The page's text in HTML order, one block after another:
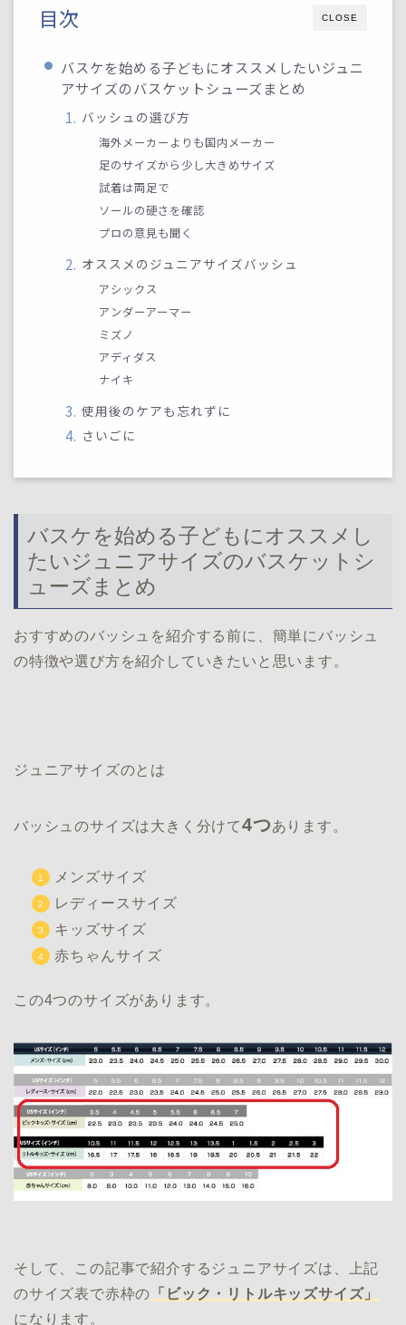
CLOSE
目次
バスケを始める子どもにオススメしたいジュニ
アサイズのバスケットシューズまとめ
バッシュの選び方
海外メーカーよりも国内メーカー
足のサイズから少し大きめサイズ
試着は両足で
ソールの硬さを確認
プロの意見も聞く
オススメのジュニアサイズバッシュ
アシックス
アンダーアーマー
ミズノ
アディダス
ナイキ
使用後のケアも忘れずに
さいごに
バスケを始める子どもにオススメし
たいジュニアサイズのバスケットシ
ューズまとめ
おすすめのバッシュを紹介する前に、簡単にバッシュ
の特徴や選び方を紹介していきたいと思います。
ジュニアサイズのとは
バッシュのサイズは大きく分けて4つあります。
メンズサイズ
レディースサイズ
キッズサイズ
赤ちゃんサイズ
この4つのサイズがあります。
そして、この記事で紹介するジュニアサイズは、上記
のサイズ表で赤枠の 「ビック・リトルキッズサイズ」
になります。